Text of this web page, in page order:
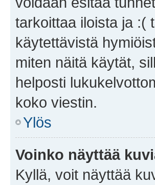
tarkoittaa iloista ja :(
käytettävistä
miten näitä käytät,
helposti
koko viestin.
Ylös
Voinko näyttää
Kyllä, voit näyttää